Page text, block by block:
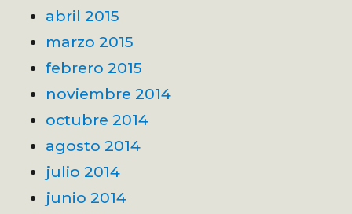
abril 2015
marzo 2015
febrero 2015
noviembre 2014
octubre 2014
agosto 2014
julio 2014
junio 2014